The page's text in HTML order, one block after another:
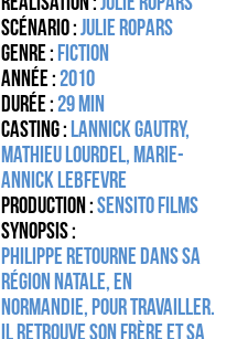
Scénario :Julie Ropars
Genre : Fiction
Année :2010
Durée :29 MIN
Casting : Lannick Gautry,
Mathieu Lourdel, Marie-
Annick Lebfevre
Production :Sensito Films
Synopsis :
Philippe retourne dans sa
région natale, en
Normandie, pour travailler.
Il retrouve son frère et sa